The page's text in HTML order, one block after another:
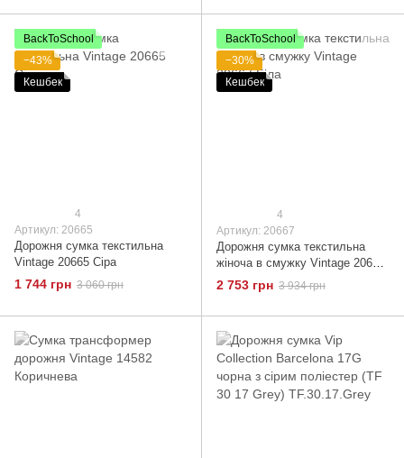
BackToSchool
−43%
Кешбек
4
Артикул: 20665
Дорожня сумка текстильна
Vintage 20665 Сіра
1 744 грн 3 060 грн
BackToSchool
−30%
Кешбек
4
Артикул: 20667
Дорожня сумка текстильна
жіноча в смужку Vintage 20667
Біла
2 753 грн 3 934 грн